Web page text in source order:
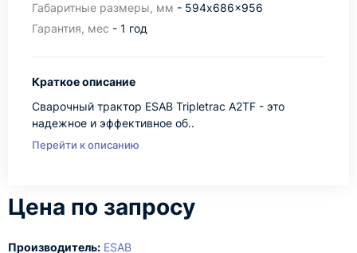
Габаритные размеры, мм - 594x686x956
Гарантия, мес - 1 год
Краткое описание
Сварочный трактор ESAB Tripletrac A2TF - это
надежное и эффективное об..
Перейти к описанию
Цена по запросу
Производитель: ESAB